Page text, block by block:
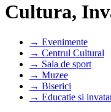
Cultura,
→ Evenimente
→ Centrul Cultural
→ Sala de sport
→ Muzee
→ Biserici
→ Educatie si